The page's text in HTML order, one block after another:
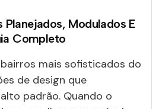
Planejados, Modulados E
Completo
mais sofisticados do
de design que
padrão. Quando o